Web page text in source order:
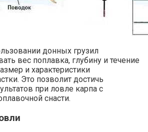
донных грузил
вес поплавка, глубину и течение
и характеристики
Это позволит достичь
при ловле карпа с
снасти.